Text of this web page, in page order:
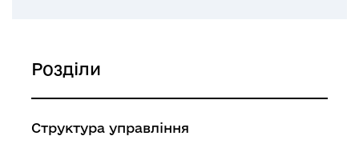
Розділи
Структура управління